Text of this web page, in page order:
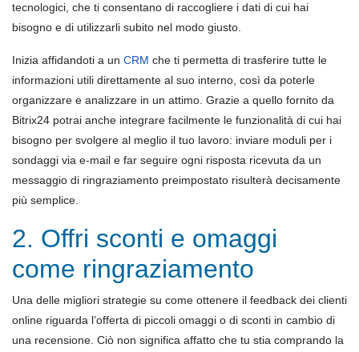
tecnologici, che ti consentano di raccogliere i dati di cui hai
bisogno e di utilizzarli subito nel modo giusto.
Inizia affidandoti a un CRM che ti permetta di trasferire tutte le
informazioni utili direttamente al suo interno, così da poterle
organizzare e analizzare in un attimo. Grazie a quello fornito da
Bitrix24 potrai anche integrare facilmente le funzionalità di cui hai
bisogno per svolgere al meglio il tuo lavoro: inviare moduli per i
sondaggi via e-mail e far seguire ogni risposta ricevuta da un
messaggio di ringraziamento preimpostato risulterà decisamente
più semplice.
2. Offri sconti e omaggi
come ringraziamento
Una delle migliori strategie su come ottenere il feedback dei clienti
online riguarda l’offerta di piccoli omaggi o di sconti in cambio di
una recensione. Ciò non significa affatto che tu stia comprando la